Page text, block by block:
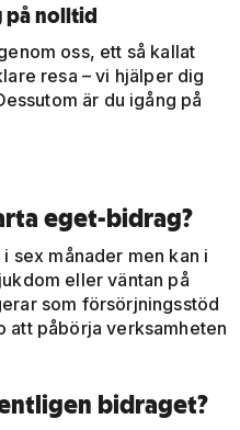
på nolltid
oss, ett så kallat
resa – vi hjälper dig
är du igång på
eget-bidrag?
sex månader men kan i
eller väntan på
som försörjningsstöd
att påbörja verksamheten
bidraget?